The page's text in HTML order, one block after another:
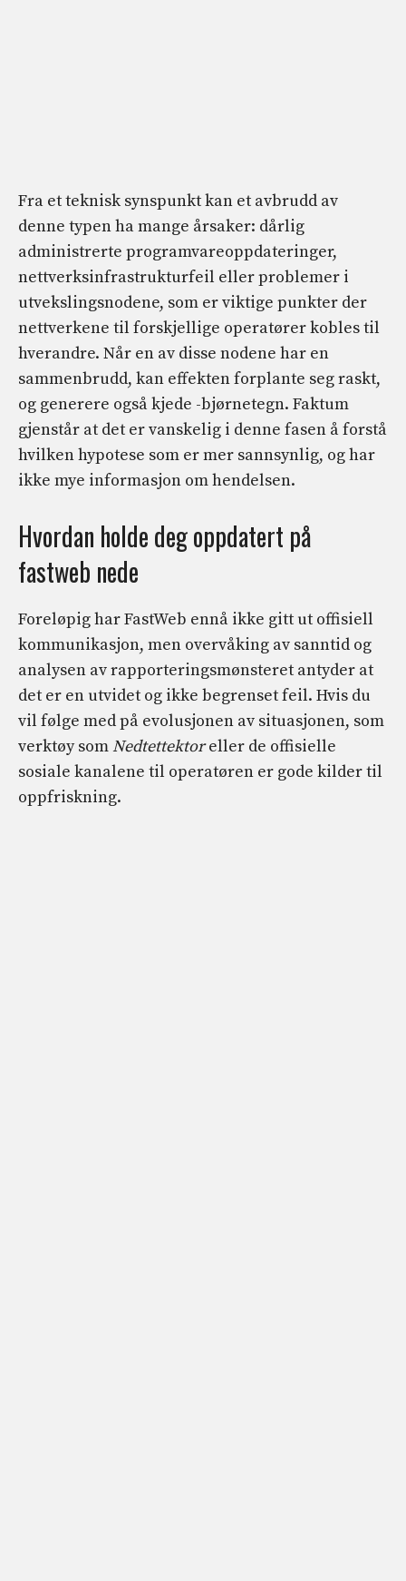
Fra et teknisk synspunkt kan et avbrudd av
denne typen ha mange årsaker: dårlig
administrerte programvareoppdateringer,
nettverksinfrastrukturfeil eller problemer i
utvekslingsnodene, som er viktige punkter der
nettverkene til forskjellige operatører kobles til
hverandre. Når en av disse nodene har en
sammenbrudd, kan effekten forplante seg raskt,
og generere også kjede -bjørnetegn. Faktum
gjenstår at det er vanskelig i denne fasen å forstå
hvilken hypotese som er mer sannsynlig, og har
ikke mye informasjon om hendelsen.
Hvordan holde deg oppdatert på
fastweb nede
Foreløpig har FastWeb ennå ikke gitt ut offisiell
kommunikasjon, men overvåking av sanntid og
analysen av rapporteringsmønsteret antyder at
det er en utvidet og ikke begrenset feil. Hvis du
vil følge med på evolusjonen av situasjonen, som
verktøy somNedtettektoreller de offisielle
sosiale kanalene til operatøren er gode kilder til
oppfriskning.